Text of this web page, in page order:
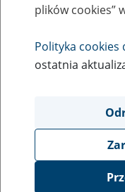
Pytania dotyczące
Szczegółowe
Lekarz/asystent
plików cookies”
Polityka cookies
ostatnia